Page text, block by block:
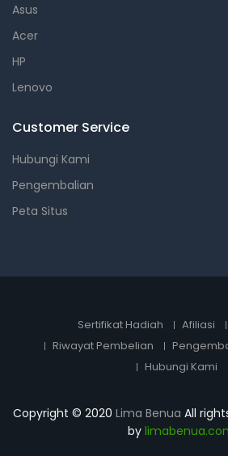
Asus
Acer
HP
Lenovo
Customer Service
Hubungi Kami
Pengembalian
Peta Situs
Sertifikat Hadiah Afiliasi
Riwayat Pembelian
Hubungi Kami
Copyright © 2020 Lima Benua All
by